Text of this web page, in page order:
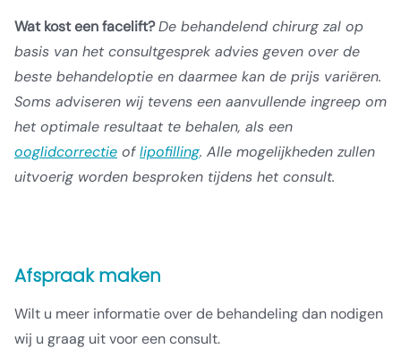
Wat kost een facelift?De behandelend chirurg zal op
basis van het consultgesprek advies geven over de
beste behandeloptie en daarmee kan de prijs variëren.
Soms adviseren wij tevens een aanvullende ingreep om
het optimale resultaat te behalen, als een
ooglidcorrectie oflipofilling. Alle mogelijkheden zullen
uitvoerig worden besproken tijdens het consult.
Afspraak maken
Wilt u meer informatie over de behandeling dan nodigen
wij u graag uit voor een consult.